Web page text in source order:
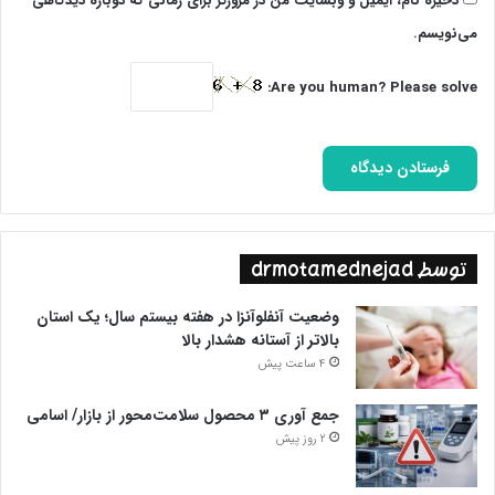
می‌نویسم.
Are you human? Please solve:
توسط drmotamednejad
وضعیت آنفلوآنزا در هفته بیستم سال؛ یک استان
بالاتر از آستانه هشدار بالا
4 ساعت پیش
جمع آوری ۳ محصول سلامت‌محور از بازار/ اسامی
2 روز پیش